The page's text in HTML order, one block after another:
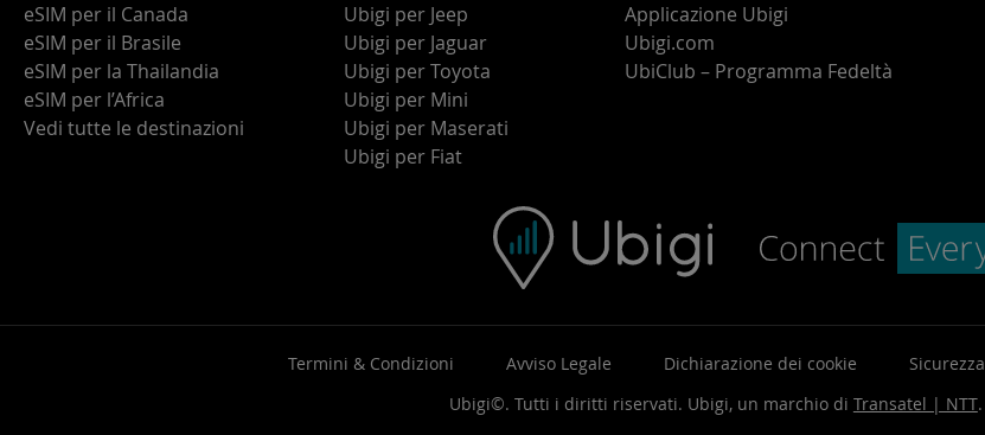
eSIM per il Canada
eSIM per il Brasile
eSIM per la Thailandia
eSIM per l’Africa
Vedi tutte le destinazioni
Ubigi per Jeep
Ubigi per Jaguar
Ubigi per Toyota
Ubigi per Mini
Ubigi per Maserati
Ubigi per Fiat
Applicazione Ubigi
Ubigi.com
UbiClub – Programma Fedeltà
Termini & Condizioni Avviso Legale Dichiarazione dei cookie Sicurezza
Ubigi©. Tutti i diritti riservati. Ubigi, un marchio di Transatel | NTT.